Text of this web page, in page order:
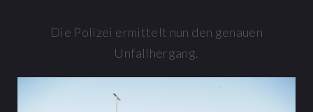
Die Polizei ermittelt nun den genauen
Unfallhergang.